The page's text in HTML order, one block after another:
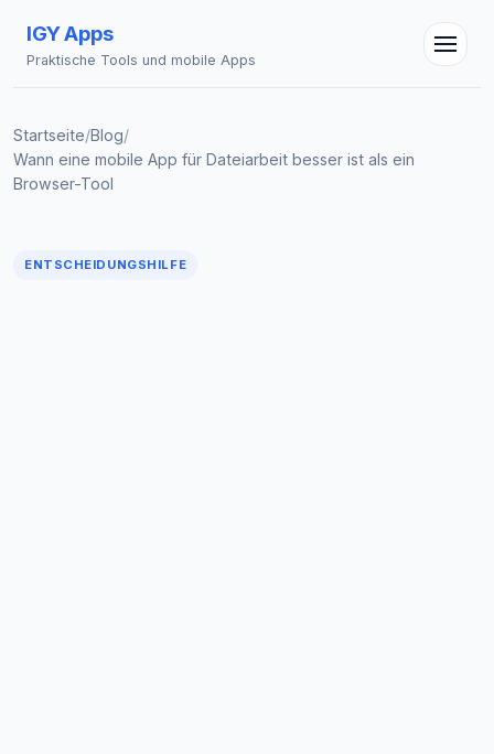
IGY Apps
Praktische Tools und mobile Apps
Startseite/Blog/
Wann eine mobile App für Dateiarbeit besser ist als ein
Browser-Tool
ENTSCHEIDUNGSHILFE
IGY Assistent
Online — Fragen Sie mich